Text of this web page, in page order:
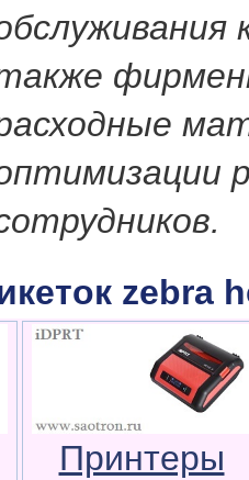
zebra
Принтеры